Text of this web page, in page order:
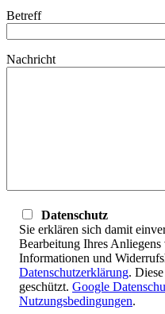
Betreff
Nachricht
Datenschutz
Sie erklären sich damit
Bearbeitung Ihres
Informationen und
Datenschutzerklärung.
geschützt. Google
Nutzungsbedingungen.